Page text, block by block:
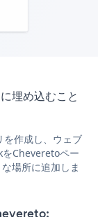
埋め込むこと
作成し、ウェブ
Cheveretoペー
場所に追加しま